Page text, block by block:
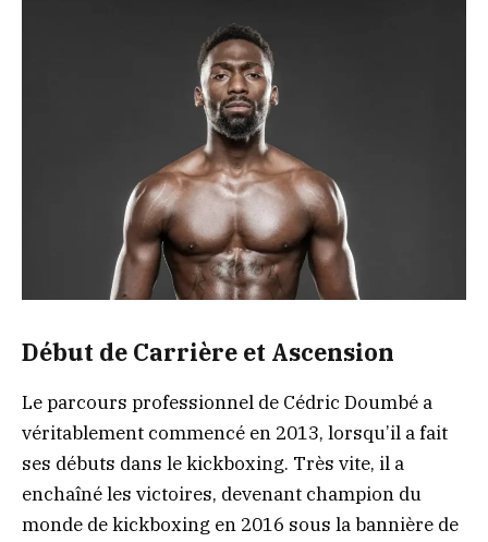
Début de Carrière et Ascension
Le parcours professionnel de Cédric Doumbé a
véritablement commencé en 2013, lorsqu’il a fait
ses débuts dans le kickboxing. Très vite, il a
enchaîné les victoires, devenant champion du
monde de kickboxing en 2016 sous la bannière de